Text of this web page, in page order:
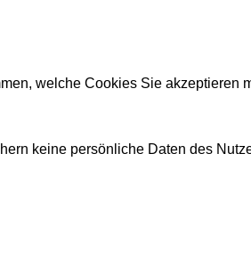
welche Cookies Sie akzeptieren
keine persönliche Daten des